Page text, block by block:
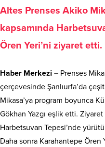
Altes Prenses Akiko
kapsamında
Ören Yeri’ni ziyaret etti.
Haber Merkezi – Prenses
çerçevesinde Şanlıurfa’da
Mikasa’ya program boyunca
Gökhan Yazgı eşlik etti. Ziyaret
Harbetsuvan Tepesi’nde
Daha sonra Karahantepe Ören